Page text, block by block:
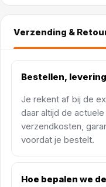
Verzending &
Bestellen,
Je rekent af bij de
daar altijd de
verzendkosten,
voordat je bestelt.
Hoe bepalen we